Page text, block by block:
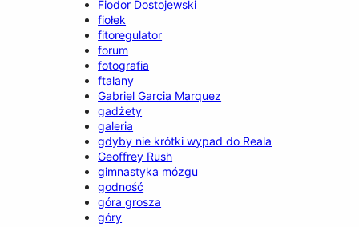
Fiodor Dostojewski
fiołek
fitoregulator
forum
fotografia
ftalany
Gabriel Garcia Marquez
gadżety
galeria
gdyby nie krótki wypad do Reala
Geoffrey Rush
gimnastyka mózgu
godność
góra grosza
góry